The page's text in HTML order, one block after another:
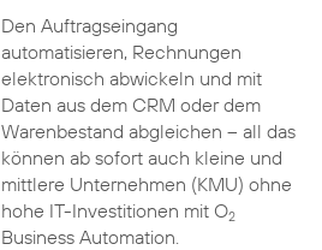
Den Auftragseingang
automatisieren, Rechnungen
elektronisch abwickeln und mit
Daten aus dem CRM oder dem
Warenbestand abgleichen – all das
können ab sofort auch kleine und
mittlere Unternehmen (KMU) ohne
hohe IT-Investitionen mit O2
Business Automation.